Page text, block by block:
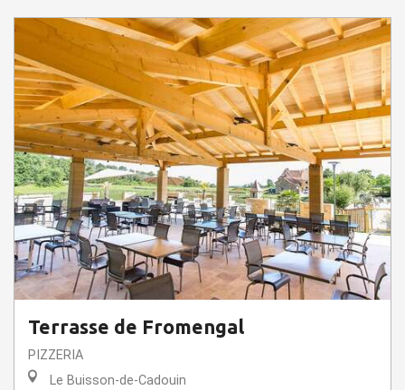
Terrasse de Fromengal
PIZZERIA
Le Buisson-de-Cadouin